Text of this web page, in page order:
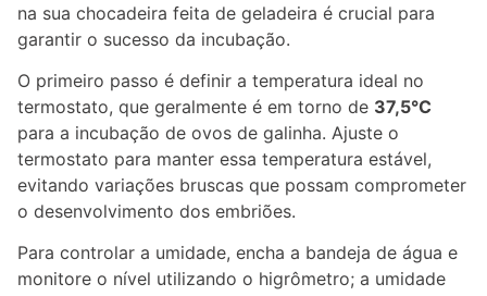
na sua chocadeira feita de geladeira é crucial para
garantir o sucesso da incubação.
O primeiro passo é definir a temperatura ideal no
termostato, que geralmente é em torno de 37,5°C
para a incubação de ovos de galinha. Ajuste o
termostato para manter essa temperatura estável,
evitando variações bruscas que possam comprometer
o desenvolvimento dos embriões.
Para controlar a umidade, encha a bandeja de água e
monitore o nível utilizando o higrômetro; a umidade